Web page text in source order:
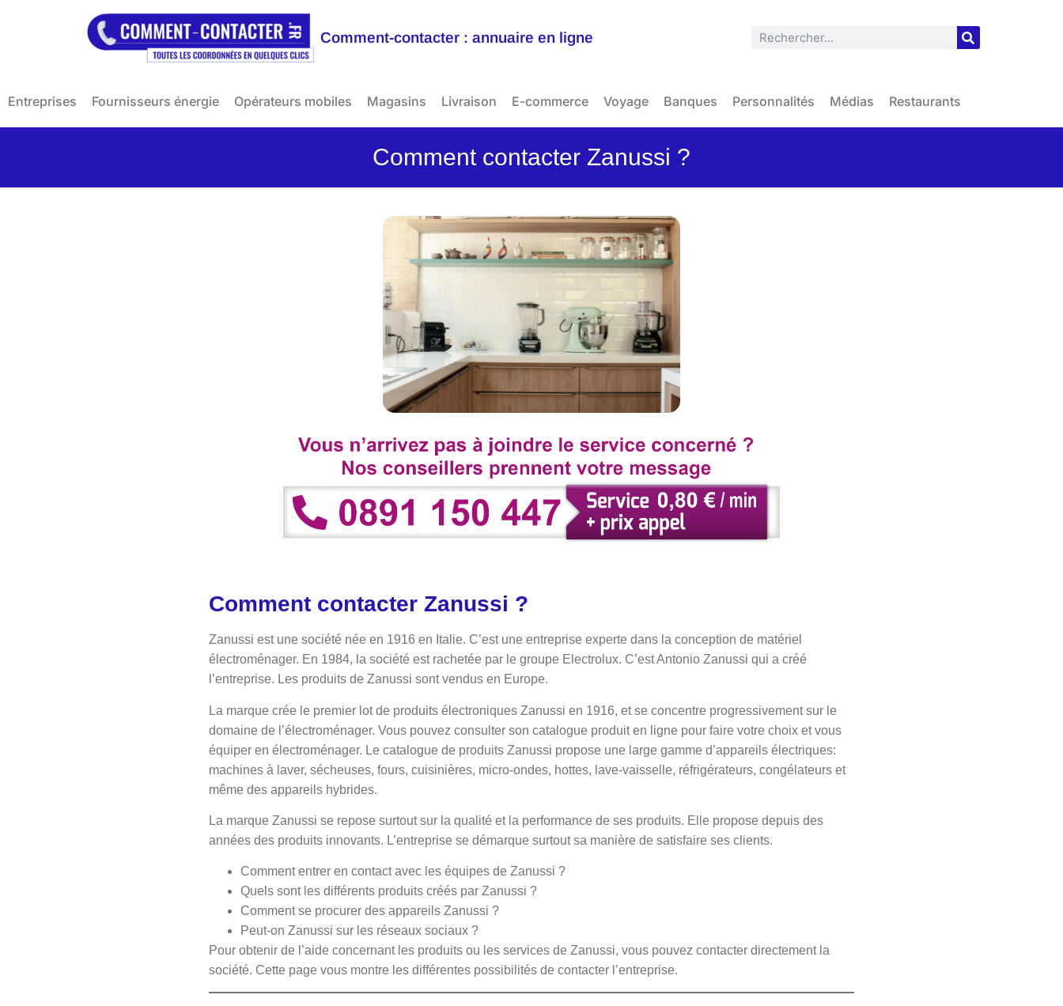
Comment-contacter : annuaire en ligne
Entreprises Fournisseurs énergie Opérateurs mobiles Magasins Livraison E-commerce Voyage Banques Personnalités Médias Restaurants
Comment contacter Zanussi ?
Comment contacter Zanussi ?
Zanussi est une société née en 1916 en Italie. C’est une entreprise experte dans la conception de matériel
électroménager. En 1984, la société est rachetée par le groupe Electrolux. C’est Antonio Zanussi qui a créé
l’entreprise. Les produits de Zanussi sont vendus en Europe.
La marque crée le premier lot de produits électroniques Zanussi en 1916, et se concentre progressivement sur le
domaine de l’électroménager. Vous pouvez consulter son catalogue produit en ligne pour faire votre choix et vous
équiper en électroménager. Le catalogue de produits Zanussi propose une large gamme d’appareils électriques:
machines à laver, sécheuses, fours, cuisinières, micro-ondes, hottes, lave-vaisselle, réfrigérateurs, congélateurs et
même des appareils hybrides.
La marque Zanussi se repose surtout sur la qualité et la performance de ses produits. Elle propose depuis des
années des produits innovants. L’entreprise se démarque surtout sa manière de satisfaire ses clients.
Comment entrer en contact avec les équipes de Zanussi ?
Quels sont les différents produits créés par Zanussi ?
Comment se procurer des appareils Zanussi ?
Peut-on Zanussi sur les réseaux sociaux ?
Pour obtenir de l’aide concernant les produits ou les services de Zanussi, vous pouvez contacter directement la
société. Cette page vous montre les différentes possibilités de contacter l’entreprise.